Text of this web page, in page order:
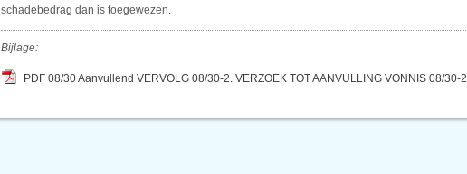
schadebedrag dan is toegewezen.
Bijlage:
PDF 08/30 Aanvullend VERVOLG 08/30-2. VERZOEK TOT AANVULLING VONNIS 08/30-2